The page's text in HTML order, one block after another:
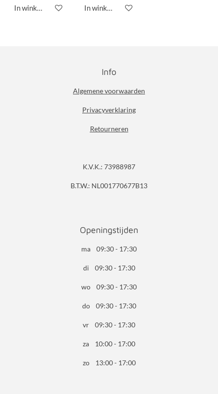
In winkelwagen In winkelwagen
Info
Algemene voorwaarden
Privacyverklaring
Retourneren
K.V.K.: 73988987
B.T.W.: NL001770677B13
Openingstijden
ma 09:30 - 17:30
di 09:30 - 17:30
wo 09:30 - 17:30
do 09:30 - 17:30
vr 09:30 - 17:30
za 10:00 - 17:00
zo 13:00 - 17:00